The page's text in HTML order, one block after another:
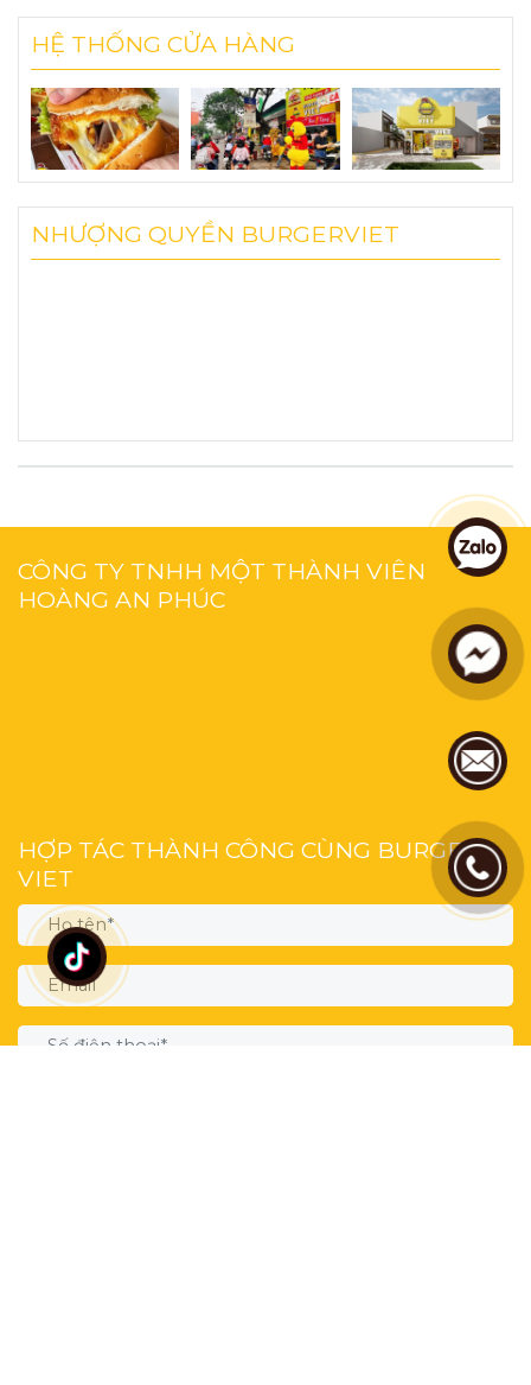
F&B?
F&B?
CÔNG KHI
NHƯỢNG
QUYỀN
BURGER
VIỆT
HỆ THỐNG CỬA HÀNG
NHƯỢNG QUYỀN BURGERVIET
CÔNG TY TNHH MỘT THÀNH VIÊN
HOÀNG AN PHÚC
HỢP TÁC THÀNH CÔNG CÙNG BURGER
VIET